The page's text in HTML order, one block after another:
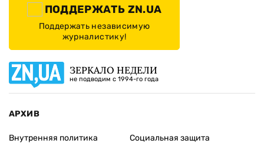
ПОДДЕРЖАТЬ ZN.UA
Поддержать независимую
журналистику!
ЗЕРКАЛО НЕДЕЛИ
не подводим с 1994-го года
АРХИВ
Внутренняя политика
Социальная защита